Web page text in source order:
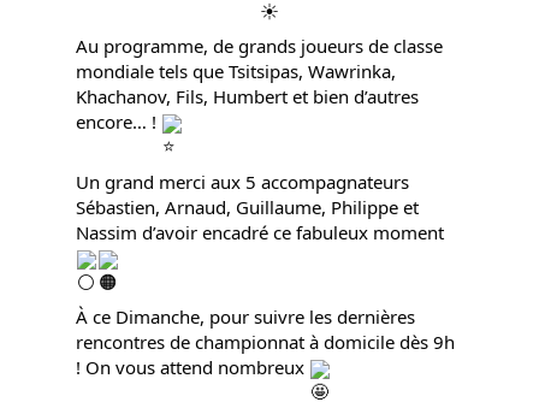
Au programme, de grands joueurs de classe
mondiale tels que Tsitsipas, Wawrinka,
Khachanov, Fils, Humbert et bien d’autres
encore… !
Un grand merci aux 5 accompagnateurs
Sébastien, Arnaud, Guillaume, Philippe et
Nassim d’avoir encadré ce fabuleux moment
À ce Dimanche, pour suivre les dernières
rencontres de championnat à domicile dès 9h
! On vous attend nombreux